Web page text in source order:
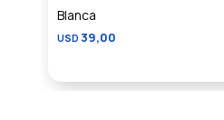
Blanca
USD 39,00